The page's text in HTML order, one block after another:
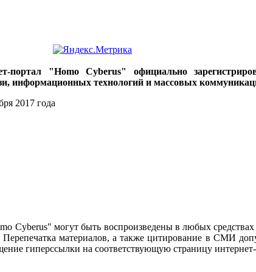
портал "Homo Cyberus" официально
информационных технологий и массовых
2017 года
Cyberus" могут быть воспроизведены в любых
материалов, а также цитирование в СМИ
гиперссылки на соответствующую страницу интернет-